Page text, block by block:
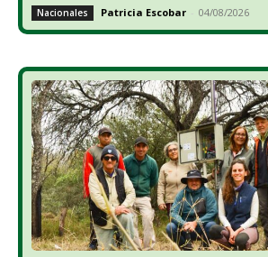
Nacionales Patricia Escobar - 04/08/2026